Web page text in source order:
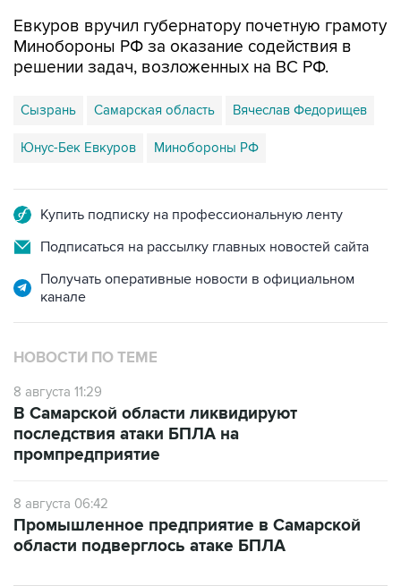
Евкуров вручил губернатору почетную грамоту
Минобороны РФ за оказание содействия в
решении задач, возложенных на ВС РФ.
Сызрань Самарская область Вячеслав Федорищев
Юнус-Бек Евкуров Минобороны РФ
Купить подписку на профессиональную ленту
Подписаться на рассылку главных новостей сайта
Получать оперативные новости в официальном
канале
НОВОСТИ ПО ТЕМЕ
8 августа 11:29
В Самарской области ликвидируют
последствия атаки БПЛА на
промпредприятие
8 августа 06:42
Промышленное предприятие в Самарской
области подверглось атаке БПЛА